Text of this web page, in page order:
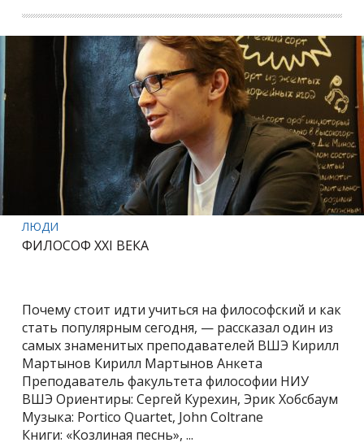
ЛЮДИ
ФИЛОСОФ XXI ВЕКА
Почему стоит идти учиться на философский и как
стать популярным сегодня, — рассказал один из
самых знаменитых преподавателей ВШЭ Кирилл
Мартынов Кирилл Мартынов Анкета
Преподаватель факультета философии НИУ
ВШЭ Ориентиры: Сергей Курехин, Эрик Хобсбаум
Музыка: Portico Quartet, John Coltrane
Книги: «Козлиная песнь», ...